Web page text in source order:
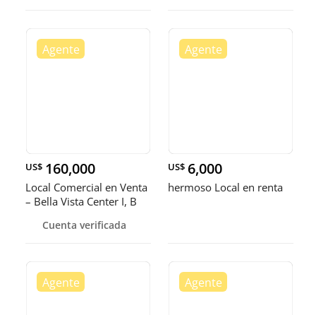
US$ 160,000
Local Comercial en Venta
– Bella Vista Center I, B
Cuenta verificada
US$ 6,000
hermoso Local en renta